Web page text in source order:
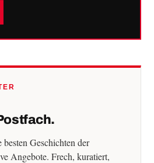
Geschichten der
Angebote. Frech, kuratiert,